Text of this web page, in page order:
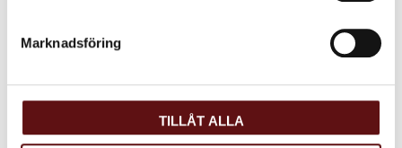
Marknadsföring
TILLÅT ALLA
Omdömen
Du